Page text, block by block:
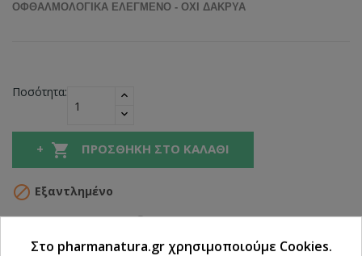
ΟΦΘΑΛΜΟΛΟΓΙΚΑ ΕΛΕΓΜΕΝΟ - ΟΧΙ ΔΑΚΡΥΑ
Ποσότητα:
 ΠΡΟΣΘΉΚΗ ΣΤΟ ΚΑΛΆΘΙ
 Εξαντλημένο
Κοινή χρήση
Στο pharmanatura.gr χρησιμοποιούμε Cookies.